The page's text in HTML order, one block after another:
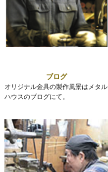
ブログ
オリジナル金具の製作風景はメタル
ハウスのブログにて。